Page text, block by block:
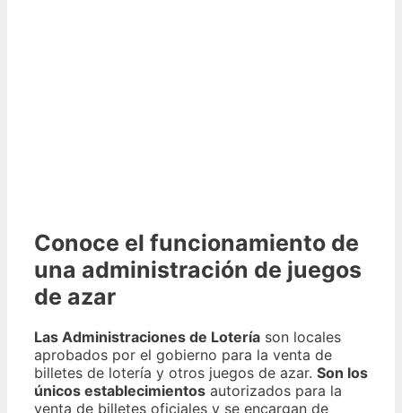
Conoce el funcionamiento de
una administración de juegos
de azar
Las Administraciones de Lotería son locales
aprobados por el gobierno para la venta de
billetes de lotería y otros juegos de azar. Son los
únicos establecimientos autorizados para la
venta de billetes oficiales y se encargan de